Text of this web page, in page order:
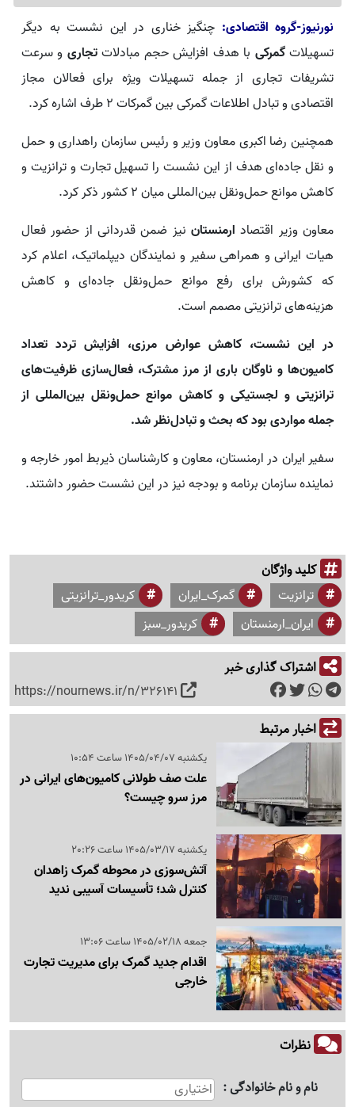
نورنیوز-گروه اقتصادی: چنگیز خناری در این نشست به دیگر
تسهیلاتگمرکی با هدف افزایش حجم مبادلاتتجاری و سرعت
تشریفات تجاری از جمله تسهیلات ویژه برای فعالان مجاز
اقتصادی و تبادل اطلاعات گمرکی بین گمرکات ۲ طرف اشاره کرد.
همچنین رضا اکبری معاون وزیر و رئیس سازمان راهداری و حمل
و نقل جاده‌ای هدف از این نشست را تسهیل تجارت و ترانزیت و
کاهش موانع حمل‌ونقل بین‌المللی میان ۲ کشور ذکر کرد.
معاون وزیر اقتصاد ارمنستان نیز ضمن قدردانی از حضور فعال
هیات ایرانی و همراهی سفیر و نمایندگان دیپلماتیک، اعلام کرد
که کشورش برای رفع موانع حمل‌ونقل جاده‌ای و کاهش
هزینه‌های ترانزیتی مصمم است.
در این نشست، کاهش عوارض مرزی، افزایش تردد تعداد
کامیون‌ها و ناوگان باری از مرز مشترک، فعال‌سازی ظرفیت‌های
ترانزیتی و لجستیکی و کاهش موانع حمل‌ونقل بین‌المللی از
جمله مواردی بود که بحث و تبادل‌نظر شد.
سفیر ایران در ارمنستان، معاون و کارشناسان ذیربط امور خارجه و
نماینده سازمان برنامه و بودجه نیز در این نشست حضور داشتند.
کلید واژگان
ترانزیت گمرک_ایران
کریدور_ترانزیتی
ایران_ارمنستان
کریدور_سبز
اشتراک گذاری خبر
https://nournews.ir/n/326141
اخبار مرتبط
یکشنبه 1405/04/07 ساعت 10:54
علت صف طولانی کامیون‌های ایرانی در
مرز سرو چیست؟
یکشنبه 1405/03/17 ساعت 20:26
آتش‌سوزی در محوطه گمرک زاهدان
کنترل شد؛ تأسیسات آسیبی ندید
جمعه 1405/02/18 ساعت 13:06
اقدام جدید گمرک برای مدیریت تجارت
خارجی
نظرات
نام و نام خانوادگی